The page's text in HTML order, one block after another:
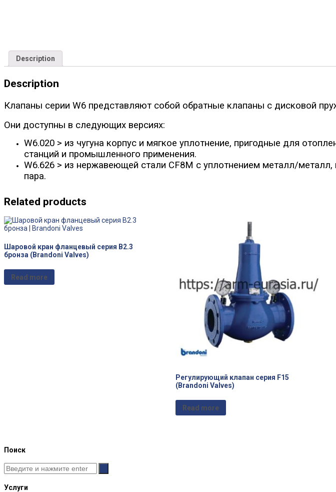
Description
Description
Клапаны серии W6 представляют собой обратные клапаны с дисковой
Они доступны в следующих версиях:
W6.020 > из чугуна корпус и мягкое уплотнение, пригодные для
станций и промышленного применения.
W6.626 > из нержавеющей стали CF8M с уплотнением металл/
пара.
Related products
Шаровой кран фланцевый серия B2.3
бронза (Brandoni Valves)
Read more
Регулирующий клапан серия F15
(Brandoni Valves)
Read more
Поиск
Услуги